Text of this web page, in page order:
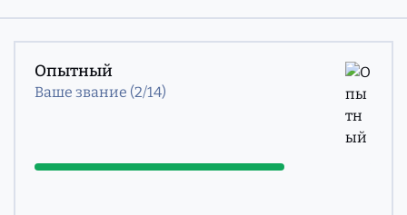
Опытный
Ваше звание (2/14)